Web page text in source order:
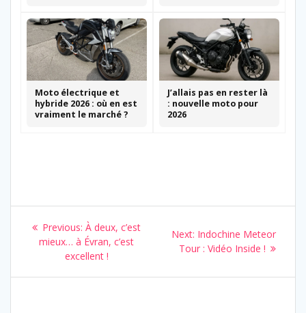
Moto électrique et
hybride 2026 : où en est
vraiment le marché ?
J’allais pas en rester là
: nouvelle moto pour
2026
Navigation
l’article
Previous: Previous
post:
À deux, c’est
mieux… à Évran, c’est
excellent !
Next: Next
post:
Indochine Meteor
Tour : Vidéo Inside !